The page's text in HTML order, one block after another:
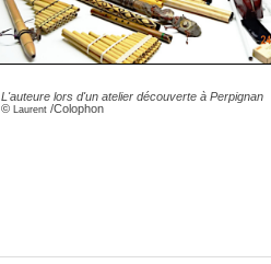
L'auteure lors d'un atelier découverte à Perpignan
© Laurent /Colophon